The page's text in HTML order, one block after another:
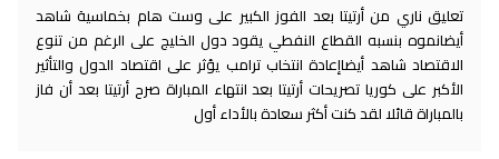
تعليق ناري من أرتيتا بعد الفوز الكبير على وست هام بخماسية شاهد
أيضانموه بنسبه القطاع النفطي يقود دول الخليج على الرغم من تنوع
الاقتصاد شاهد أيضاإعادة انتخاب ترامب يؤثر على اقتصاد الدول والتأثير
الأكبر على كوريا تصريحات أرتيتا بعد انتهاء المباراة صرح أرتيتا بعد أن فاز
بالمباراة قائلا لقد كنت أكثر سعادة بالأداء أول